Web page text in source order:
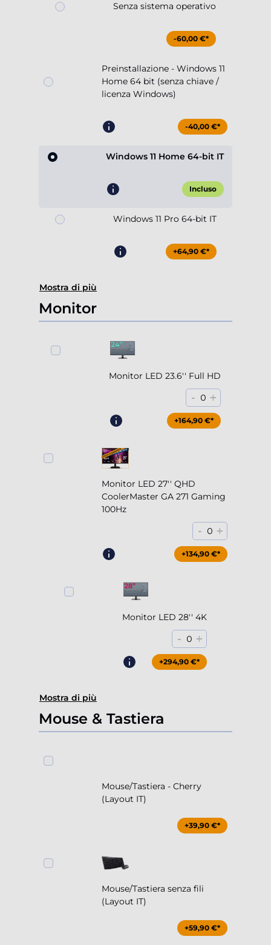
Senza sistema operativo
-60,00 €*
Preinstallazione - Windows 11
Home 64 bit (senza chiave /
licenza Windows)
-40,00 €*
Windows 11 Home 64-bit IT
Incluso
Windows 11 Pro 64-bit IT
+64,90 €*
Mostra di più
Monitor
Monitor LED 23.6'' Full HD
- 0 +
+164,90 €*
Monitor LED 27'' QHD
CoolerMaster GA 271 Gaming
100Hz
- 0 +
+204,90 €*
+134,90 €*
Monitor LED 28'' 4K
- 0 +
+294,90 €*
Mostra di più
Mouse & Tastiera
Mouse/Tastiera - Cherry
(Layout IT)
+39,90 €*
Mouse/Tastiera senza fili
(Layout IT)
+59,90 €*